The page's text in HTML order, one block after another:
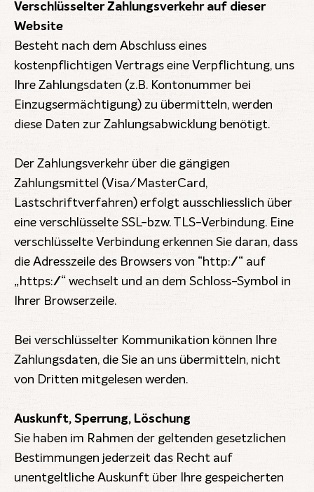
Verschlüsselter Zahlungsverkehr auf dieser
Website
Besteht nach dem Abschluss eines
kostenpflichtigen Vertrags eine Verpflichtung, uns
Ihre Zahlungsdaten (z.B. Kontonummer bei
Einzugsermächtigung) zu übermitteln, werden
diese Daten zur Zahlungsabwicklung benötigt.
Der Zahlungsverkehr über die gängigen
Zahlungsmittel (Visa/MasterCard,
Lastschriftverfahren) erfolgt ausschliesslich über
eine verschlüsselte SSL-bzw. TLS-Verbindung. Eine
verschlüsselte Verbindung erkennen Sie daran, dass
die Adresszeile des Browsers von “http://“ auf
„https://“ wechselt und an dem Schloss-Symbol in
Ihrer Browserzeile.
Bei verschlüsselter Kommunikation können Ihre
Zahlungsdaten, die Sie an uns übermitteln, nicht
von Dritten mitgelesen werden.
Auskunft, Sperrung, Löschung
Sie haben im Rahmen der geltenden gesetzlichen
Bestimmungen jederzeit das Recht auf
unentgeltliche Auskunft über Ihre gespeicherten